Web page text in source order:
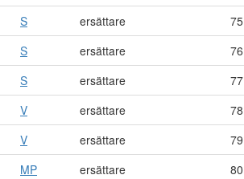
S ersättare
75
S ersättare
76
S ersättare
77
V ersättare
78
V ersättare
79
MP ersättare 80